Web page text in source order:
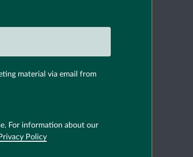
material via email from
For information about our
Privacy Policy